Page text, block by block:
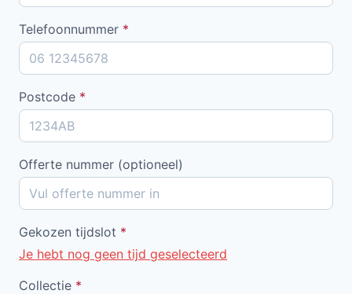
Telefoonnummer *
Postcode *
Offerte nummer (optioneel)
Gekozen tijdslot *
Je hebt nog geen tijd geselecteerd
Collectie *